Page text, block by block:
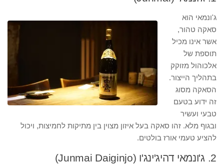
ג'ונמאי הוא
סאקה טהור,
אשר אינו מכיל
תוספת של
אלכוהול מזוקק
בתהליך הייצור.
הסאקה מסוג
זה ידוע בטעם
טבעי ועשיר
ובגוף מלא. זהו סאקה בעל איזון מצוין בין מתיקות לחמיצות, ויכול
להציע טעמי אורז בולטים.
2. ג'ונמאי דהיג'ינג'ו (Junmai Daiginjo)